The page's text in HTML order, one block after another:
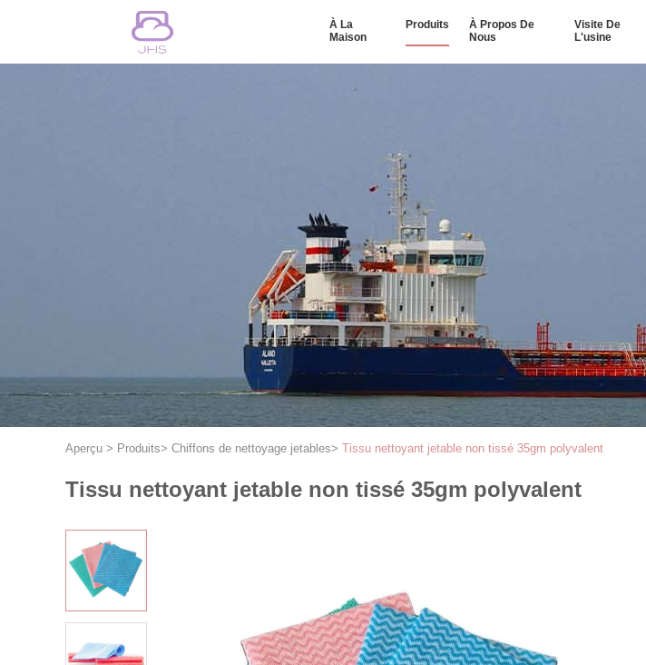
À La
Maison
Produits
À Propos De
Nous
Visite De
L'usine
Aperçu > Produits> Chiffons de nettoyage jetables> Tissu nettoyant jetable non tissé 35gm polyvalent
Tissu nettoyant jetable non tissé 35gm polyvalent